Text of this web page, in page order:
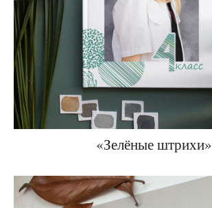
«Зелёные штрихи»